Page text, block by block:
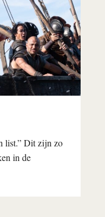
list.” Dit zijn zo
in de